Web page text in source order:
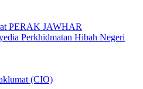
PERAK JAWHAR
Perkhidmatan Hibah Negeri
(CIO)